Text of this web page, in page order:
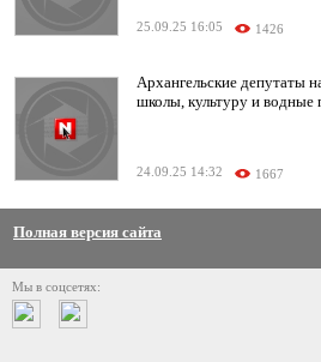
25.09.25 16:05 1426
Архангельские депутаты
школы, культуру и водные
24.09.25 14:32 1667
Полная версия сайта
Мы в соцсетях: